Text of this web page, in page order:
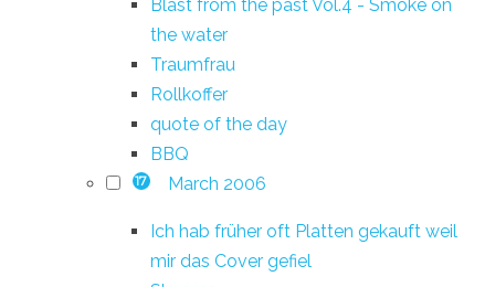
Blast from the past Vol.4 - Smoke on
the water
Traumfrau
Rollkoffer
quote of the day
BBQ
17 March 2006
Ich hab früher oft Platten gekauft weil
mir das Cover gefiel